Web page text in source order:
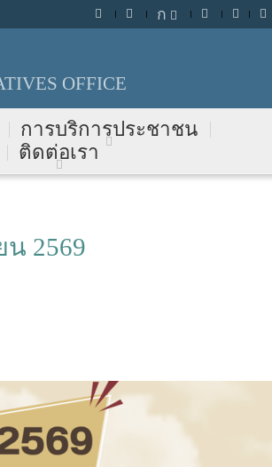
ก
OFFICE
การบริการประชาชน
ติดต่อเรา
2569